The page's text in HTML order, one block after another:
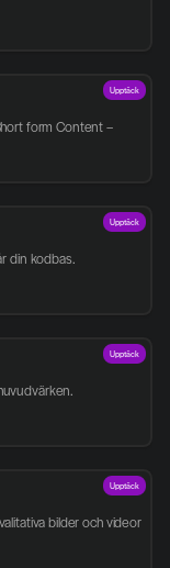
form Content –
Upptäck
din kodbas.
Upptäck
Upptäck
bilder och videor
Upptäck